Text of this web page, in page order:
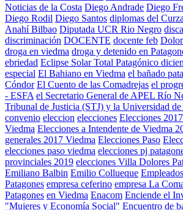
Noticias de la Costa Diego Andrade Diego
Diego Rodil Diego Santos diplomas del
Anahí Bilbao Diputada UCR Rio Negro
discriminación DOCENTE docente feb
droga en viedma droga y detenido en
ebriedad Eclipse Solar Total Patagónico
especial El Bahiano en Viedma el bañado
Cóndor El Cuento de las Comadrejas el
- ESFA el Secretario General de APEL Río
Tribunal de Justicia (STJ) y la Universidad
convenio eleccion elecciones Elecciones 2017
Viedma Elecciones a Intendente de Viedma
generales 2017 Viedma Elecciones Paso
elecciones paso viedma elecciones pj
provinciales 2019 elecciones Villa Dolores
Emiliano Balbin Emilio Collueque
Patagones empresa ceferino empresa La
Patagones en Viedma Enacom Enciende el
"Mujeres y Economía Social" Encuentro de